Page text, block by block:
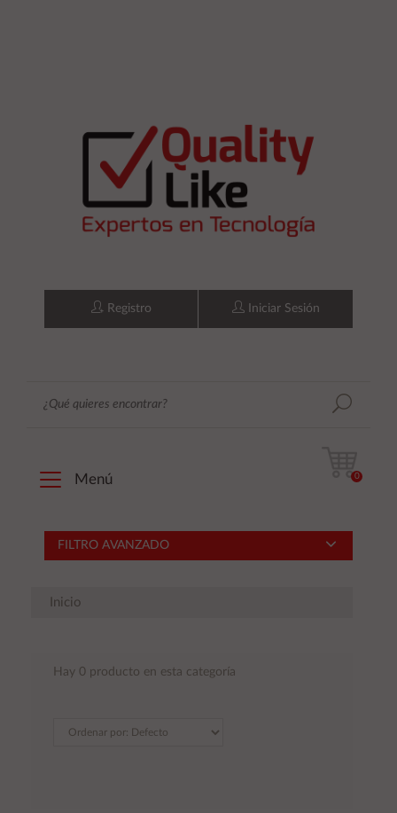
Registro Iniciar Sesión
Menú 0
FILTRO AVANZADO
Inicio
Hay 0 producto en esta categoría